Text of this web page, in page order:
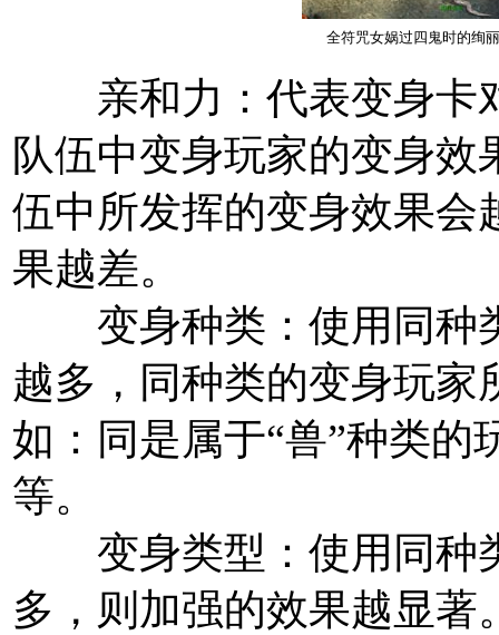
全符咒女娲过四鬼时的绚丽
亲和力： 代表变身卡
队伍中变身玩家的变身
伍中所发挥的变身效果会
果越差。
变身种类： 使用同种
越多，同种类的变身玩家
如：同是属于“兽”种类的
等。
变身类型： 使用同种
多，则加强的效果越显著